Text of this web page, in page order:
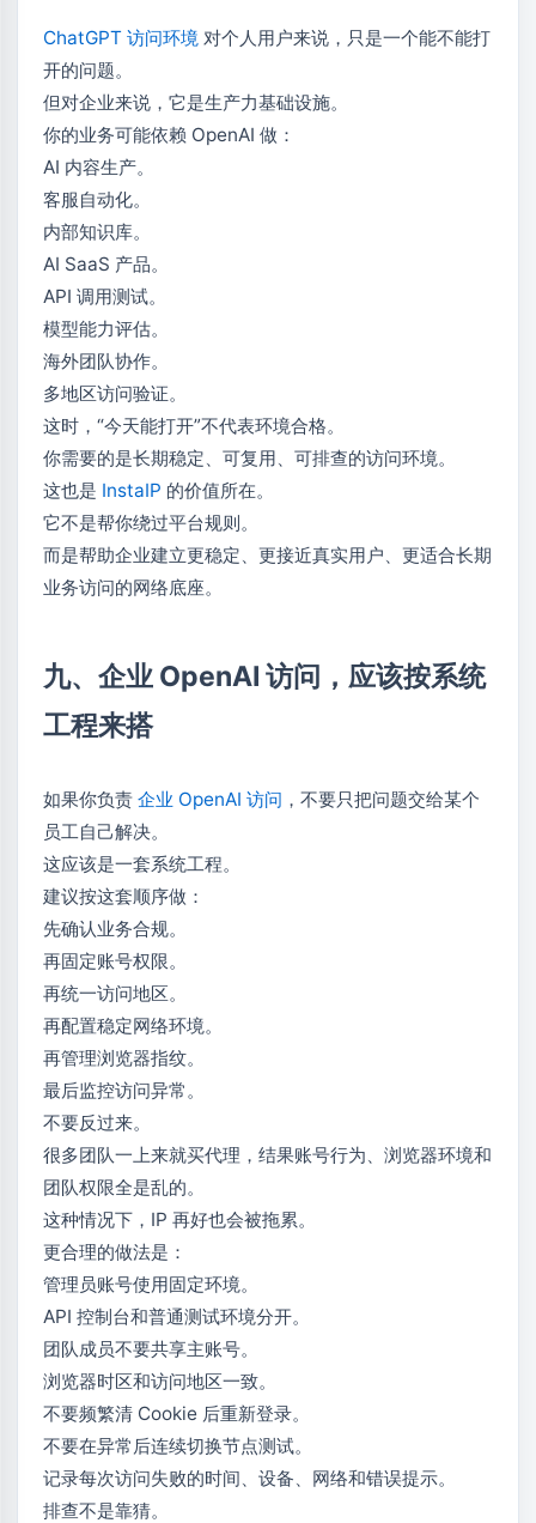
ChatGPT 访问环境 对个人用户来说，只是一个能不能打
开的问题。
但对企业来说，它是生产力基础设施。
你的业务可能依赖 OpenAI 做：
AI 内容生产。
客服自动化。
内部知识库。
AI SaaS 产品。
API 调用测试。
模型能力评估。
海外团队协作。
多地区访问验证。
这时，“今天能打开”不代表环境合格。
你需要的是长期稳定、可复用、可排查的访问环境。
这也是 InstaIP 的价值所在。
它不是帮你绕过平台规则。
而是帮助企业建立更稳定、更接近真实用户、更适合长期
业务访问的网络底座。
九、企业 OpenAI 访问，应该按系统
工程来搭
如果你负责 企业 OpenAI 访问 ，不要只把问题交给某个
员工自己解决。
这应该是一套系统工程。
建议按这套顺序做：
先确认业务合规。
再固定账号权限。
再统一访问地区。
再配置稳定网络环境。
再管理浏览器指纹。
最后监控访问异常。
不要反过来。
很多团队一上来就买代理，结果账号行为、浏览器环境和
团队权限全是乱的。
这种情况下，IP 再好也会被拖累。
更合理的做法是：
管理员账号使用固定环境。
API 控制台和普通测试环境分开。
团队成员不要共享主账号。
浏览器时区和访问地区一致。
不要频繁清 Cookie 后重新登录。
不要在异常后连续切换节点测试。
记录每次访问失败的时间、设备、网络和错误提示。
排查不是靠猜。